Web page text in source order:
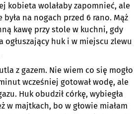
kobieta wolałaby zapomnieć, ale
na nogach przed 6 rano. Mąż
kawę przy stole w kuchni, gdy
ogłuszający huk i w miejscu zlewu
z gazem. Nie wiem co się mogło
wcześniej gotował wodę, ale
Huk obudził córkę, wybiegła
w majtkach, bo w głowie miałam